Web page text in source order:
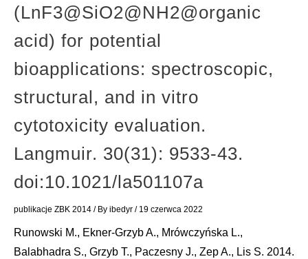
(LnF3@SiO2@NH2@organic
acid) for potential
bioapplications: spectroscopic,
structural, and in vitro
cytotoxicity evaluation.
Langmuir. 30(31): 9533-43.
doi:10.1021/la501107a
publikacje ZBK 2014 / By ibedyr / 19 czerwca 2022
Runowski M., Ekner-Grzyb A., Mrówczyńska L.,
Balabhadra S., Grzyb T., Paczesny J., Zep A., Lis S. 2014.